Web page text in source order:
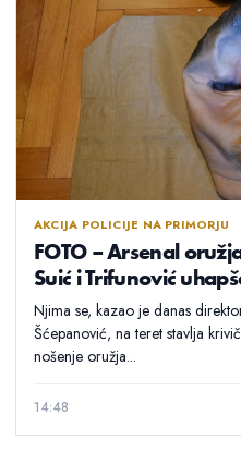
AKCIJA POLICIJE NA PRIMORJU
FOTO – Arsenal
Suić i Trifunović
Njima se, kazao je danas
Šćepanović, na teret stavlja
nošenje oružja...
14:48